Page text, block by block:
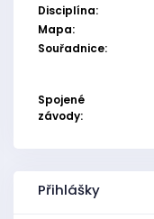
Disciplína:
Mapa:
Souřadnice:
Spojené
závody:
Přihlášky